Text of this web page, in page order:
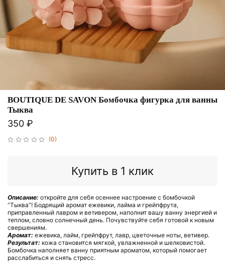
(0)
BOUTIQUE DE SAVON Бомбочка фигурка для ванны
Тыква
350 ₽
Купить в 1 клик
Описание: откройте для себя осеннее настроение с бомбочкой
“Тыква”! Бодрящий аромат ежевики, лайма и грейпфрута,
приправленный лавром и ветивером, наполнит вашу ванну энергией и
теплом, словно солнечный день. Почувствуйте себя готовой к новым
свершениям.
Аромат: ежевика, лайм, грейпфрут, лавр, цветочные ноты, ветивер.
Результат: кожа становится мягкой, увлажненной и шелковистой.
Бомбочка наполняет ванну приятным ароматом, который помогает
расслабиться и снять стресс.